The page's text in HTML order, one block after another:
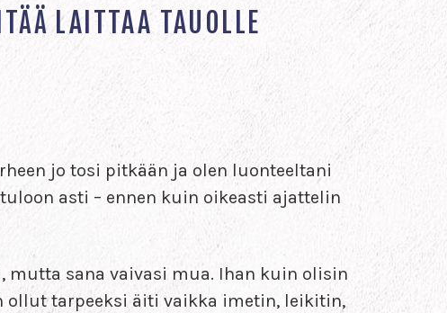
LAITTAA TAUOLLE
jo tosi pitkään ja olen luonteeltani
asti – ennen kuin oikeasti ajattelin
sana vaivasi mua. Ihan kuin olisin
ollut tarpeeksi äiti vaikka imetin, leikitin,